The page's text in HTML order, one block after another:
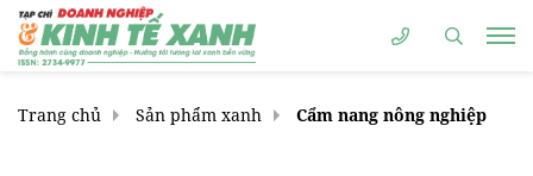
Trang chủ Sản phẩm xanh Cẩm nang nông nghiệp